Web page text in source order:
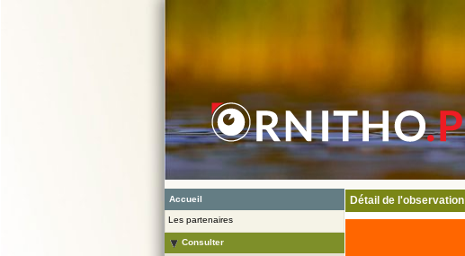
Accueil
Les partenaires
Consulter
Détail de l'observation